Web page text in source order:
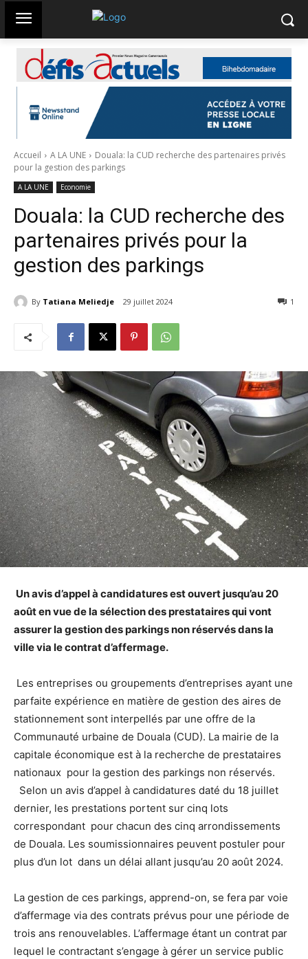
Accueil A LA UNE
Douala: la CUD recherche des partenaires privés
pour la gestion des parkings
A LA UNE Economie
Douala: la CUD recherche des
partenaires privés pour la
gestion des parkings
By Tatiana Meliedje 29 juillet 2024 1
Unavis d’appel à candidatures est ouvert jusqu’au 20
août en vue de la sélection des prestataires qui vont
assurer la gestion des parkings non réservés dans la
ville via le contrat d’affermage.
Les entreprises ou groupements d’entreprises ayant une
parfaite expérience en matière de gestion des aires de
stationnement sont interpellés par une offre de la
Communauté urbaine de Douala (CUD). La mairie de la
capitale économique est à la recherche de prestataires
nationaux pour la gestion des parkings non réservés.
Selon un avis d’appel à candidatures daté du 18 juillet
dernier, les prestations portent sur cinq lots
correspondant pour chacun des cinq arrondissements
de Douala. Les soumissionnaires peuvent postuler pour
plus d’un lot dans un délai allant jusqu’au 20 août 2024.
La gestion de ces parkings, apprend-on, se fera par voie
d’affermage via des contrats prévus pour une période de
trois ans renouvelables. L’affermage étant un contrat par
lequel le contractant s’engage à gérer un service public